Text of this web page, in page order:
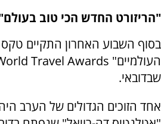
"הריזורט החדש הכי טוב
בסוף השבוע האחרון התקיים טקס
שבדובאי.
אחד הזוכים הגדולים של הערב